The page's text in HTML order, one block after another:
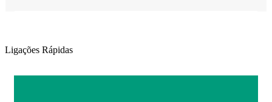
Ligações Rápidas